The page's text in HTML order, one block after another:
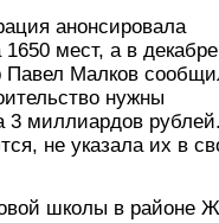
анонсировала
мест, а в
Павел Малков
нужны
3 миллиардов
не указала их в
школы в районе